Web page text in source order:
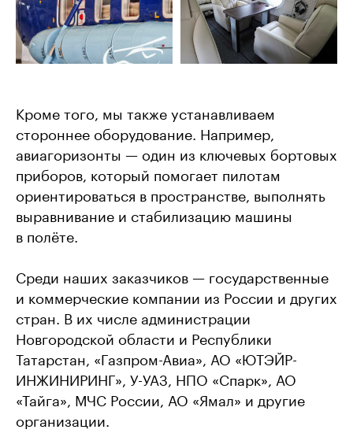
Кроме того, мы также устанавливаем
стороннее оборудование. Например,
авиагоризонты — один из ключевых бортовых
приборов, который помогает пилотам
ориентироваться в пространстве, выполнять
выравнивание и стабилизацию машины
в полёте.
Среди наших заказчиков — государственные
и коммерческие компании из России и других
стран. В их числе администрации
Новгородской области и Республики
Татарстан, «Газпром-Авиа», АО «ЮТЭЙР-
ИНЖИНИРИНГ», У-УАЗ, НПО «Спарк», АО
«Тайга», МЧС России, АО «Ямал» и другие
организации.